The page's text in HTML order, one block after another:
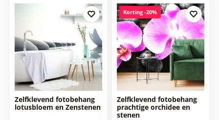
Zelfklevend fotobehang
lotusbloem en Zenstenen
Korting -20%
Zelfklevend fotobehang
prachtige orchidee en
stenen